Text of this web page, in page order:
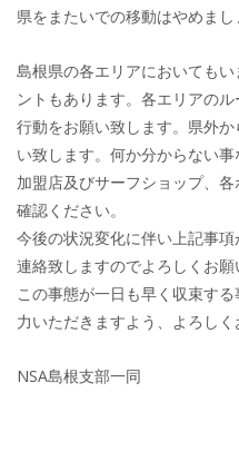
県をまたいでの移動はやめまし
島根県の各エリアにおいても
ントもあります。各エリアの
行動をお願い致します。県外
い致します。何か分からない
加盟店及びサーフショップ、
確認ください。
今後の状況変化に伴い上記事
連絡致しますのでよろしくお願
この事態が一日も早く収束す
力いただきますよう、よろしく
NSA島根支部一同